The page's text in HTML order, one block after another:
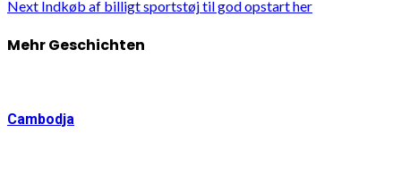
Next Indkøb af billigt sportstøj til god opstart her
Mehr Geschichten
Cambodja